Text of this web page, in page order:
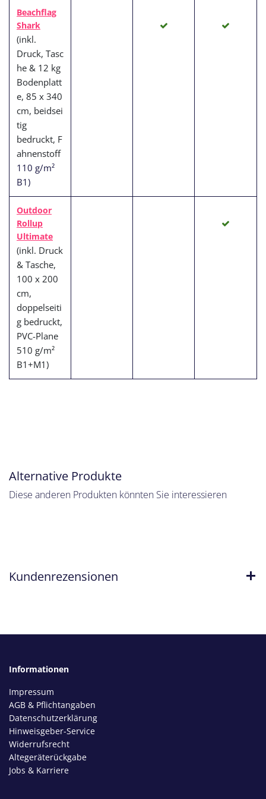
Beachflag
Shark
(inkl.
Druck, Tasc
he & 12 kg
Bodenplatt
e, 85 x 340
cm, beidsei
tig
bedruckt, F
ahnenstoff
110 g/m²
B1)
Outdoor
Rollup
Ultimate
(inkl. Druck
& Tasche,
100 x 200
cm,
doppelseiti
g bedruckt,
PVC-Plane
510 g/m²
B1+M1)
Alternative Produkte
Diese anderen Produkten könnten Sie interessieren
Kundenrezensionen
Informationen
Impressum
AGB & Pflichtangaben
Datenschutzerklärung
Hinweisgeber-Service
Widerrufsrecht
Altegeräterückgabe
Jobs & Karriere